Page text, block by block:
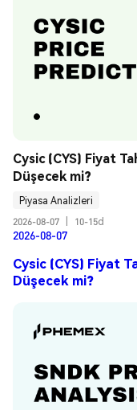
Cysic (CYS) Fiyat
Düşecek mi?
Piyasa Analizleri
2026-08-07
10-15d
2026-08-07
Cysic (CYS) Fiyat
Düşecek mi?